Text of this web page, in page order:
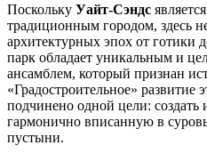
Поскольку Уайт-Сэндс
традиционным городом, здесь
архитектурных эпох от готики
парк обладает уникальным и
ансамблем, который признан
«Градостроительное» развитие
подчинено одной цели: создать
гармонично вписанную в
пустыни.